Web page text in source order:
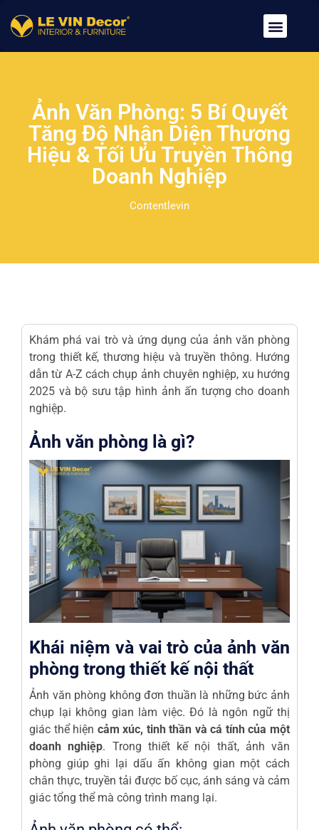
Ảnh Văn Phòng: 5 Bí Quyết
Tăng Độ Nhận Diện Thương
Hiệu & Tối Ưu Truyền Thông
Doanh Nghiệp
Contentlevin
Khám phá vai trò và ứng dụng của ảnh văn phòng
trong thiết kế, thương hiệu và truyền thông. Hướng
dẫn từ A-Z cách chụp ảnh chuyên nghiệp, xu hướng
2025 và bộ sưu tập hình ảnh ấn tượng cho doanh
nghiệp.
Ảnh văn phòng là gì?
Khái niệm và vai trò của ảnh văn
phòng trong thiết kế nội thất
Ảnh văn phòng không đơn thuần là những bức ảnh
chụp lại không gian làm việc. Đó là ngôn ngữ thị
giác thể hiện cảm xúc, tinh thần và cá tính của một
doanh nghiệp. Trong thiết kế nội thất, ảnh văn
phòng giúp ghi lại dấu ấn không gian một cách
chân thực, truyền tải được bố cục, ánh sáng và cảm
giác tổng thể mà công trình mang lại.